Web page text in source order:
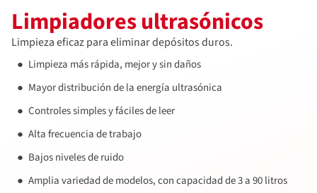
Limpiadores ultrasónicos
Limpieza eficaz para eliminar depósitos duros.
Limpieza más rápida, mejor y sin daños
Mayor distribución de la energía ultrasónica
Controles simples y fáciles de leer
Alta frecuencia de trabajo
Bajos niveles de ruido
Amplia variedad de modelos, con capacidad de 3 a 90 litros